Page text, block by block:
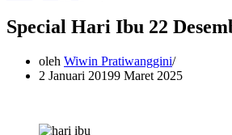
Special Hari Ibu 22
oleh Wiwin Pratiwanggini
2 Januari 20199 Maret 2025